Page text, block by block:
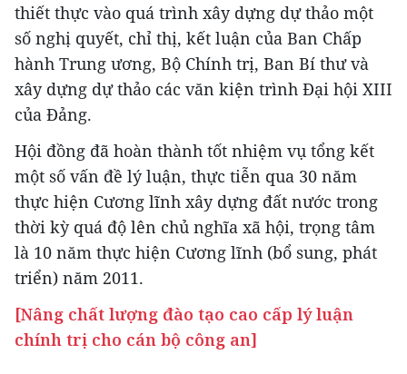
thiết thực vào quá trình xây dựng dự thảo một
số nghị quyết, chỉ thị, kết luận của Ban Chấp
hành Trung ương, Bộ Chính trị, Ban Bí thư và
xây dựng dự thảo các văn kiện trình Đại hội XIII
của Đảng.
Hội đồng đã hoàn thành tốt nhiệm vụ tổng kết
một số vấn đề lý luận, thực tiễn qua 30 năm
thực hiện Cương lĩnh xây dựng đất nước trong
thời kỳ quá độ lên chủ nghĩa xã hội, trọng tâm
là 10 năm thực hiện Cương lĩnh (bổ sung, phát
triển) năm 2011.
[Nâng chất lượng đào tạo cao cấp lý luận
chính trị cho cán bộ công an]